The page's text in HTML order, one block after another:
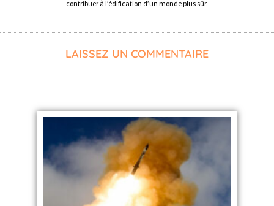
contribuer à l’édification d’un monde plus sûr.
LAISSEZ UN COMMENTAIRE